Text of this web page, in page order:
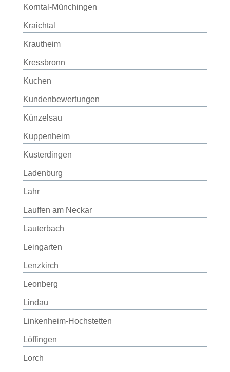
Korntal-Münchingen
Kraichtal
Krautheim
Kressbronn
Kuchen
Kundenbewertungen
Künzelsau
Kuppenheim
Kusterdingen
Ladenburg
Lahr
Lauffen am Neckar
Lauterbach
Leingarten
Lenzkirch
Leonberg
Lindau
Linkenheim-Hochstetten
Löffingen
Lorch